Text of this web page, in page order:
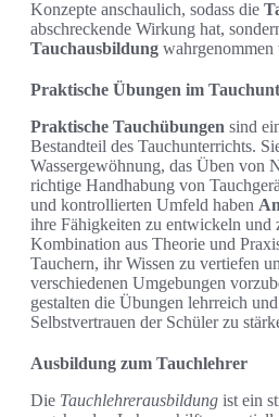
Konzepte anschaulich, sodass die
abschreckende Wirkung hat,
Tauchausbildung wahrgenommen
Praktische Übungen im
Praktische Tauchübungen sind
Bestandteil des Tauchunterrichts.
Wassergewöhnung, das Üben von
richtige Handhabung von
und kontrollierten Umfeld haben
ihre Fähigkeiten zu entwickeln und
Kombination aus Theorie und
Tauchern, ihr Wissen zu vertiefen
verschiedenen Umgebungen
gestalten die Übungen lehrreich
Selbstvertrauen der Schüler zu
Ausbildung zum Tauchlehrer
Die Tauchlehrerausbildung ist ein